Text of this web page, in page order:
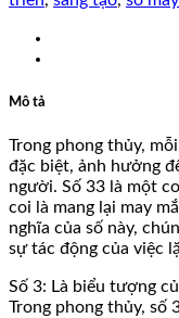
Mô tả
Trong phong thủy,
đặc biệt, ảnh hưởng
người. Số 33 là một
coi là mang lại may
nghĩa của số này,
sự tác động của việc
Số 3: Là biểu tượng
Trong phong thủy, số